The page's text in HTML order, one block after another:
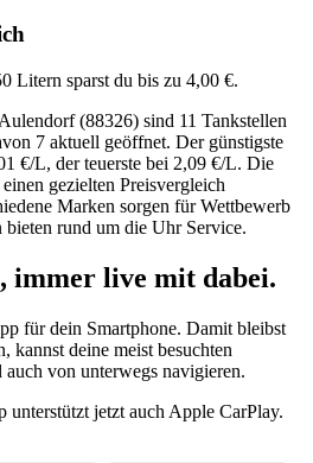
Litern sparst du bis zu 4,00 €.
(88326) sind 11 Tankstellen
7 aktuell geöffnet. Der günstigste
€/L, der teuerste bei 2,09 €/L. Die
gezielten Preisvergleich
Marken sorgen für Wettbewerb
rund um die Uhr Service.
immer live mit dabei.
für dein Smartphone. Damit bleibst
kannst deine meist besuchten
von unterwegs navigieren.
unterstützt jetzt auch Apple CarPlay.